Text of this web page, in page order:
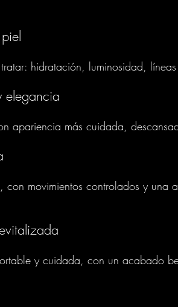
hidratación, luminosidad,
elegancia
apariencia más cuidada,
con movimientos controlados y
y cuidada, con un acabado